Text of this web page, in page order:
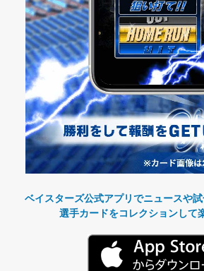
ベイスターズ公式アプリでニュースや
選手カードをコレクションして